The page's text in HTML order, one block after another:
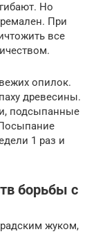
Но
При
все
опилок.
древесины.
подсыпанные
1 раз и
борьбы с
жуком,